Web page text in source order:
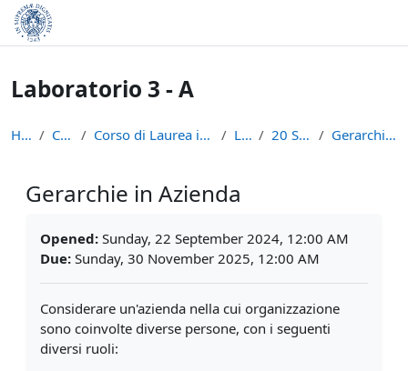
Skip to main content
Laboratorio 3 - A
Home Courses Corso di Laurea in Informatica (L-31) LAB3A 20 Settembre Gerarchie in Azienda
Gerarchie in Azienda
Opened: Sunday, 22 September 2024, 12:00 AM
Due: Sunday, 30 November 2025, 12:00 AM
Considerare un'azienda nella cui organizzazione
sono coinvolte diverse persone, con i seguenti
diversi ruoli: